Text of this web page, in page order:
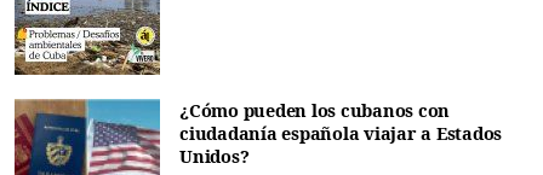
¿Cómo pueden los cubanos con
ciudadanía española viajar a Estados
Unidos?